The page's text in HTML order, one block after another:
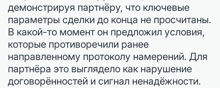
демонстрируя партнёру, что ключевые
параметры сделки до конца не просчитаны.
В какой-то момент он предложил условия,
которые противоречили ранее
направленному протоколу намерений. Для
партнёра это выглядело как нарушение
договорённостей и сигнал ненадёжности.